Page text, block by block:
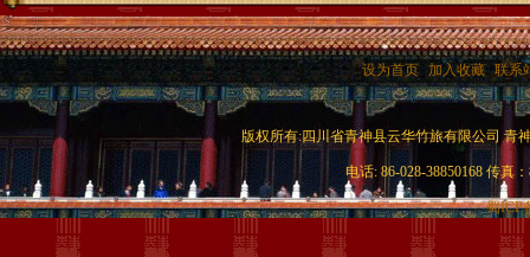
|设为首页 加入收藏| 联系
版权所有:四川省青神县云华竹旅有限公司 青
电话: 86-028-38850168 传真
蜀ICP